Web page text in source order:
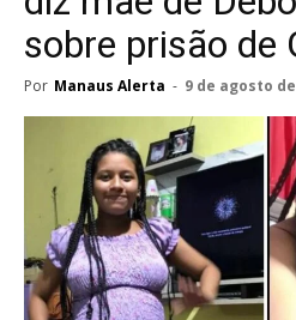
sobre prisão de
Por Manaus Alerta - 9 de agosto